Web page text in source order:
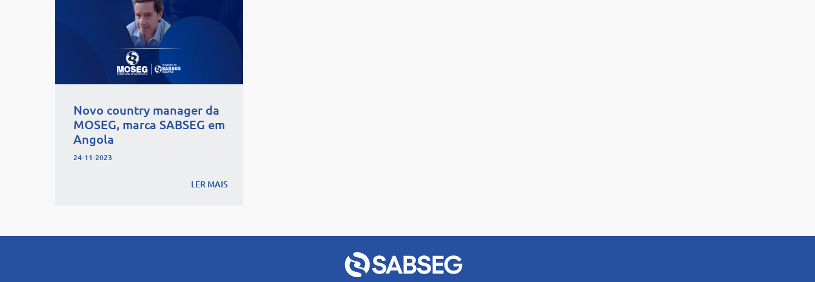
Novo country manager da
MOSEG, marca SABSEG em
Angola
24-11-2023
LER MAIS